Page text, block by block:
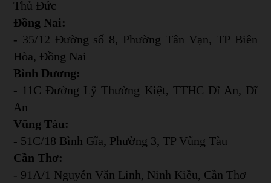
Thủ Đức
Đồng Nai:
- 35/12 Đường số 8, Phường Tân Vạn, TP Biên
Hòa, Đồng Nai
Bình Dương:
- 11C Đường Lỹ Thường Kiệt, TTHC Dĩ An, Dĩ
An
Vũng Tàu:
- 51C/18 Bình Gĩa, Phường 3, TP Vũng Tàu
Cần Thơ:
- 91A/1 Nguyễn Văn Linh, Ninh Kiều, Cần Thơ